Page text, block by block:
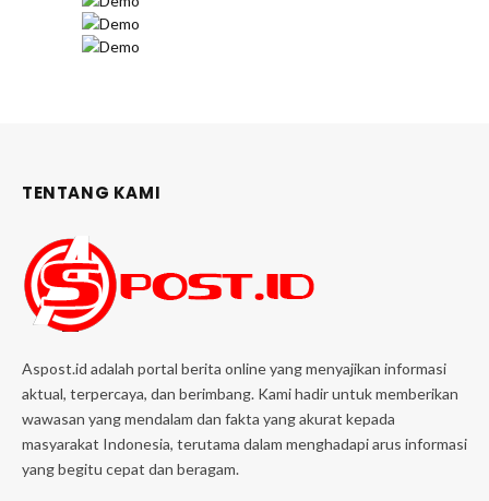
TENTANG KAMI
Aspost.id adalah portal berita online yang menyajikan informasi
aktual, terpercaya, dan berimbang. Kami hadir untuk memberikan
wawasan yang mendalam dan fakta yang akurat kepada
masyarakat Indonesia, terutama dalam menghadapi arus informasi
yang begitu cepat dan beragam.